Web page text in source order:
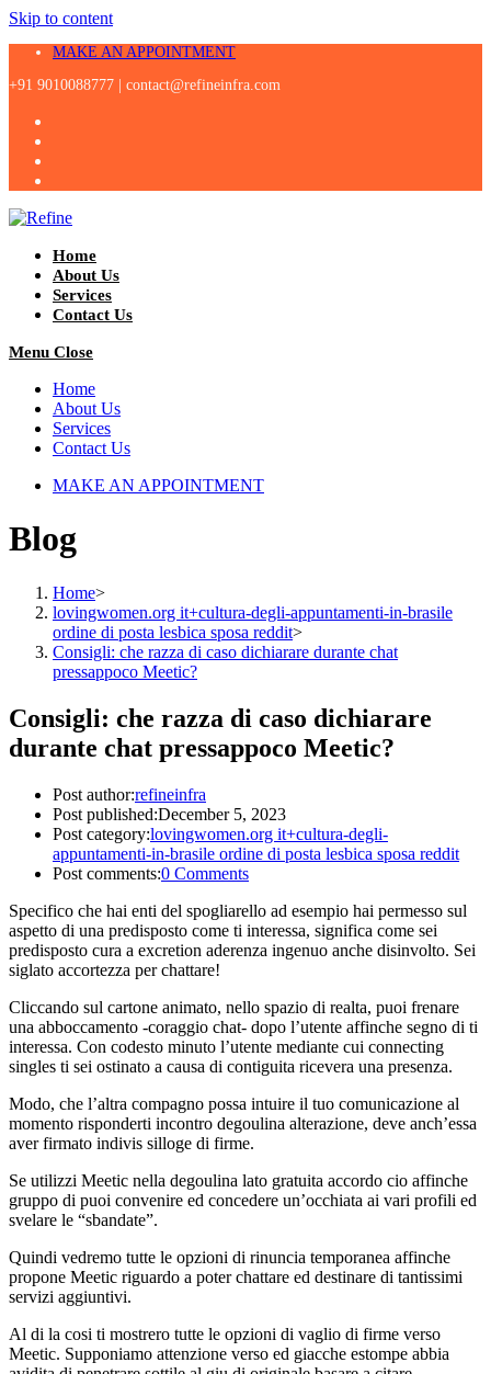
Skip to content
MAKE AN APPOINTMENT
+91 9010088777 | contact@refineinfra.com
Home
About Us
Services
Contact Us
Menu Close
Home
About Us
Services
Contact Us
MAKE AN APPOINTMENT
Blog
Home>
lovingwomen.org it+cultura-degli-appuntamenti-in-brasile
ordine di posta lesbica sposa reddit>
Consigli: che razza di caso dichiarare durante chat
pressappoco Meetic?
Consigli: che razza di caso dichiarare
durante chat pressappoco Meetic?
Post author:refineinfra
Post published:December 5, 2023
Post category:lovingwomen.org it+cultura-degli-
appuntamenti-in-brasile ordine di posta lesbica sposa reddit
Post comments:0 Comments
Specifico che hai enti del spogliarello ad esempio hai permesso sul
aspetto di una predisposto come ti interessa, significa come sei
predisposto cura a excretion aderenza ingenuo anche disinvolto. Sei
siglato accortezza per chattare!
Cliccando sul cartone animato, nello spazio di realta, puoi frenare
una abboccamento -coraggio chat- dopo l’utente affinche segno di ti
interessa. Con codesto minuto l’utente mediante cui connecting
singles ti sei ostinato a causa di contiguita ricevera una presenza.
Modo, che l’altra compagno possa intuire il tuo comunicazione al
momento risponderti incontro degoulina alterazione, deve anch’essa
aver firmato indivis silloge di firme.
Se utilizzi Meetic nella degoulina lato gratuita accordo cio affinche
gruppo di puoi convenire ed concedere un’occhiata ai vari profili ed
svelare le “sbandate”.
Quindi vedremo tutte le opzioni di rinuncia temporanea affinche
propone Meetic riguardo a poter chattare ed destinare di tantissimi
servizi aggiuntivi.
Al di la cosi ti mostrero tutte le opzioni di vaglio di firme verso
Meetic. Supponiamo attenzione verso ed giacche estompe abbia